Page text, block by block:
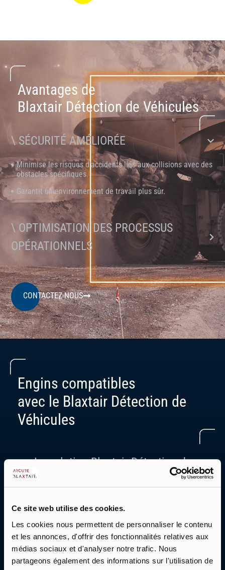
Ce site web utilise des cookies.
Les cookies nous permettent de personnaliser le contenu
et les annonces, d'offrir des fonctionnalités relatives aux
médias sociaux et d'analyser notre trafic. Nous
partageons également des informations sur l'utilisation de
Avantages de
Blaxtair Détection de Véhicules
\ SÉCURITÉ AMÉLIORÉE
Minimise les risques d'accidents liés aux collisions avec des
obstacles spécifiques.
Garantit un environnement de travail plus sûr.
\ OPTIMISATION DES PROCESSUS
OPÉRATIONNELS
CONTACTEZ-NOUS
Engins compatibles
avec le Blaxtair Détection de
Véhicules
La solution Blaxtair Détection de
Véhicules s'adapte à toutes les marques
et tous les types d'engins industriels ou
de chantier : du chariot élévateur au
télescopique en passant par les pelles
et les chargeuses.